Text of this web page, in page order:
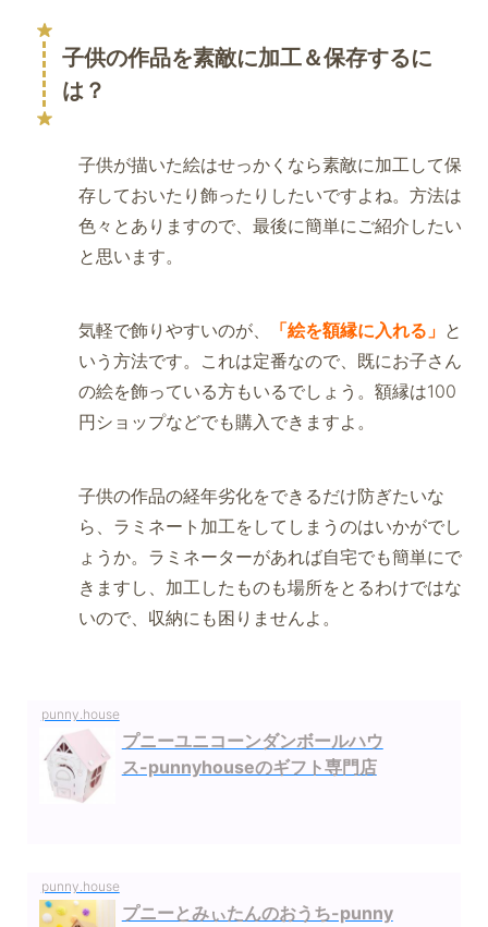
子供の作品を素敵に加工＆保存するに
は？
子供が描いた絵はせっかくなら素敵に加工して保
存しておいたり飾ったりしたいですよね。方法は
色々とありますので、最後に簡単にご紹介したい
と思います。
気軽で飾りやすいのが、 「絵を額縁に入れる」 と
いう方法です。これは定番なので、既にお子さん
の絵を飾っている方もいるでしょう。額縁は100
円ショップなどでも購入できますよ。
子供の作品の経年劣化をできるだけ防ぎたいな
ら、ラミネート加工をしてしまうのはいかがでし
ょうか。ラミネーターがあれば自宅でも簡単にで
きますし、加工したものも場所をとるわけではな
いので、収納にも困りませんよ。
punny.house
プニーユニコーンダンボールハウ
ス-punnyhouseのギフト専門店
punny.house
プニーとみぃたんのおうち-punny